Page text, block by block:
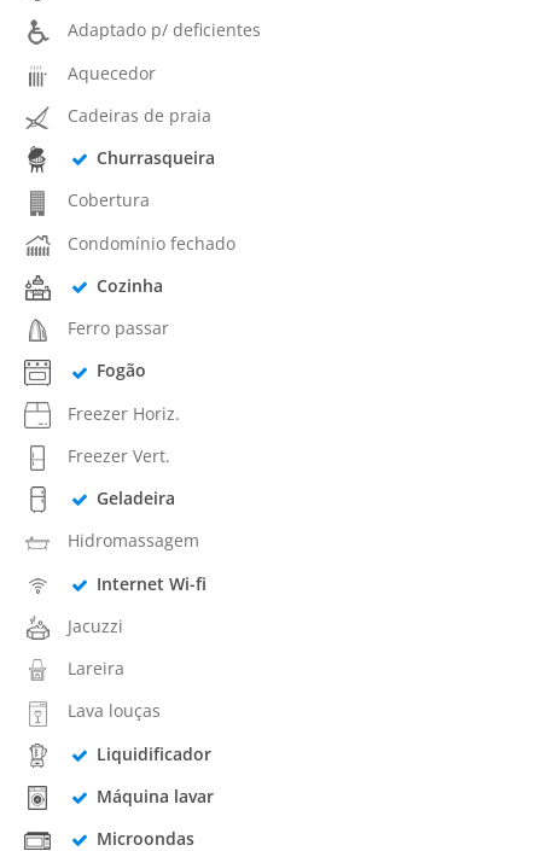
Adaptado p/ deficientes
Aquecedor
Cadeiras de praia
Churrasqueira
Cobertura
Condomínio fechado
Cozinha
Ferro passar
Fogão
Freezer Horiz.
Freezer Vert.
Geladeira
Hidromassagem
Internet Wi-fi
Jacuzzi
Lareira
Lava louças
Liquidificador
Máquina lavar
Microondas